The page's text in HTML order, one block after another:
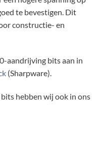
te bevestigen. Dit
constructie- en
aandrijving bits aan in
(Sharpware).
hebben wij ook in ons